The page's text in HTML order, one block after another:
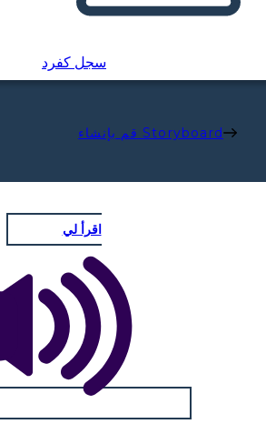
سجل كفرد
قم بإنشاء Storyboard
اقرأ لي